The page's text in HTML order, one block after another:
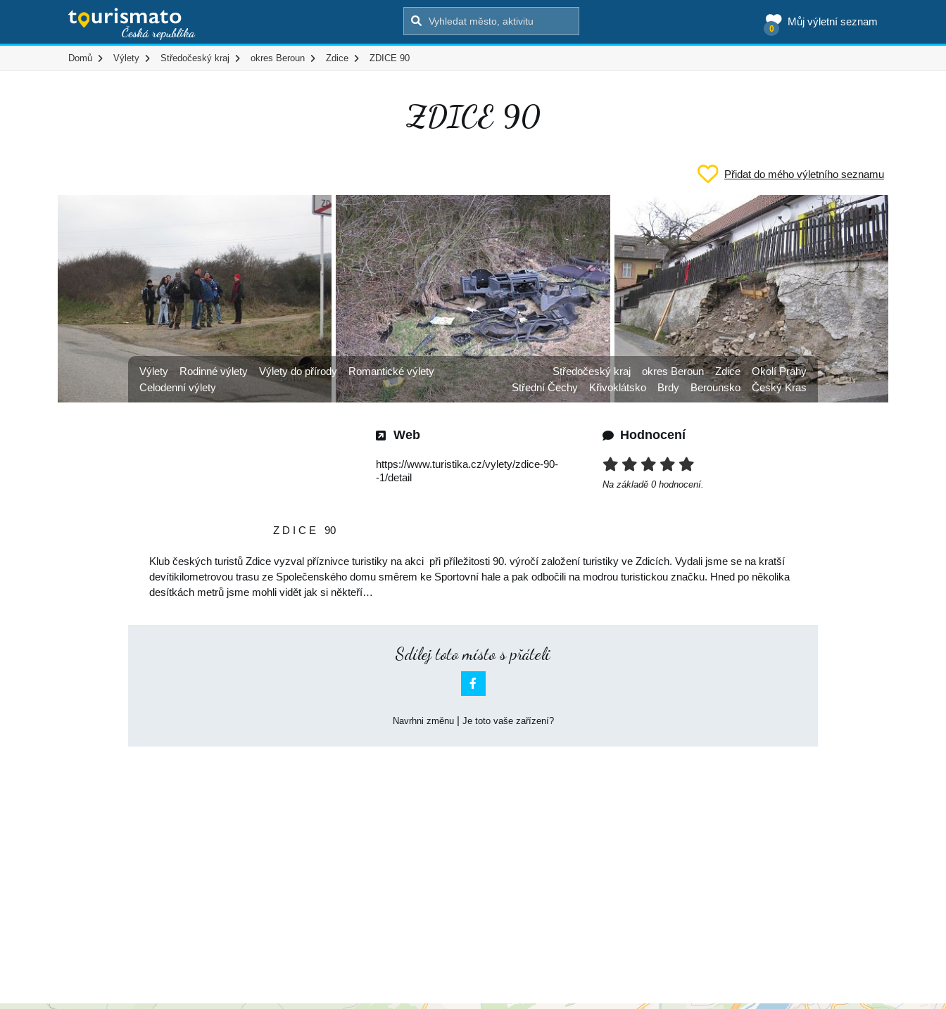
Můj výletní seznam
0
Domů Výlety Středočeský kraj okres Beroun Zdice ZDICE 90
ZDICE 90
Přidat do mého výletního seznamu
Web
https://www.turistika.cz/vylety/zdice-90-
-1/detail
Hodnocení
Na základě 0 hodnocení.
Z D I C E 90
Klub českých turistů Zdice vyzval příznivce turistiky na akci při příležitosti 90. výročí založení turistiky ve Zdicích. Vydali jsme se na kratší
devítikilometrovou trasu ze Společenského domu směrem ke Sportovní hale a pak odbočili na modrou turistickou značku. Hned po několika
desítkách metrů jsme mohli vidět jak si někteří…
Výlety Rodinné výlety Výlety do přírody
Romantické výlety
Celodenní výlety
Středočeský kraj okres Beroun Zdice
Okolí Prahy
Střední Čechy
Křivoklátsko Brdy Berounsko Český Kras
Sdílej toto místo s přáteli

Navrhni změnu| Je toto vaše zařízení?